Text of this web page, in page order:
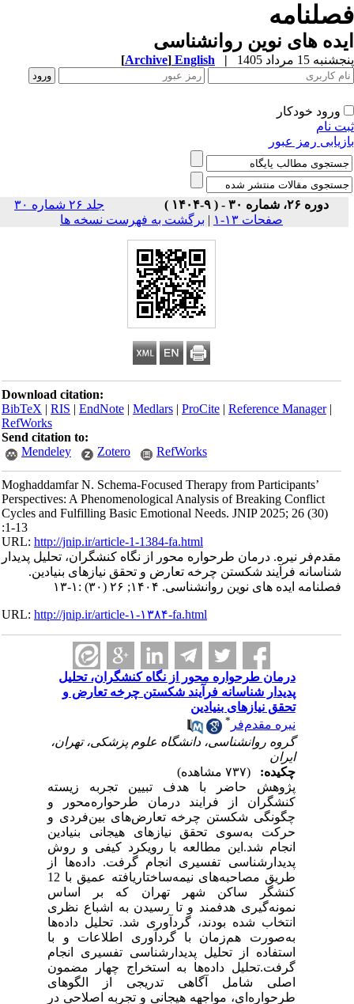
های نوین روانشناسی
15 مرداد 1405 |
English
[Archive]
ورود خودکار
نام
رمز عبور
دوره ۲۶، شماره ۳۰ - ( ۹-۱۴۰۴ )
جلد ۲۶ شماره ۳۰
صفحات ۱۳-۱
| برگشت به فهرست نسخه ها
Download citation:
BibTeX|RIS|EndNote|Medlars|ProCite|Reference Manager
RefWorks
Send citation to:
Mendeley
Zotero RefWorks
Moghaddamfar N. Schema-Focused Therapy from Participants’
Perspectives: A Phenomenological Analysis of Breaking Conflict
Cycles and Fulfilling Basic Emotional Needs. JNIP 2025; 26 (30)
:1-13
URL:http://jnip.ir/article-1-1384-fa.html
مقدم‌فر نیره. درمان طرحواره محور از نگاه کنشگران، تحلیل پدیدار
شناسانه فرآیند شکستن چرخه تعارض و تحقق نیازهای بنیادین.
فصلنامه ایده های نوین روانشناسی. ۱۴۰۴; ۲۶ (۳۰) :۱-۱۳
URL:http://jnip.ir/article-۱-۱۳۸۴-fa.html
درمان طرحواره محور از نگاه کنشگران، تحلیل
پدیدار شناسانه فرآیند شکستن چرخه تعارض و
تحقق نیازهای بنیادین
نیره مقدم‌فر*
گروه روانشناسی، دانشگاه علوم پزشکی، تهران،
ایران
چکیده:
پژوهش حاضر با هدف تبیین تجربه زیسته
کنشگران از فرایند درمان طرحواره‌محور و
چگونگی شکستن چرخه تعارض‌های بین‌فردی و
حرکت به‌سوی تحقق نیازهای هیجانی بنیادین
انجام شد.این مطالعه با رویکرد کیفی و روش
پدیدارشناسی تفسیری انجام گرفت. داده‌ها از
طریق مصاحبه‌های نیمه‌ساختاریافته عمیق با 12
کنشگر ساکن شهر تهران که بر اساس
نمونه‌گیری هدفمند و تا رسیدن به اشباع نظری
انتخاب شده بودند، گردآوری شد. تحلیل داده‌ها
به‌صورت هم‌زمان با گردآوری اطلاعات و با
استفاده از تحلیل پدیدارشناسی تفسیری انجام
گرفت.تحلیل داده‌ها به استخراج چهار مضمون
اصلی شامل آگاهی تدریجی از الگوهای
طرحواره‌ای، مواجهه هیجانی و تجربه اصلاحی در